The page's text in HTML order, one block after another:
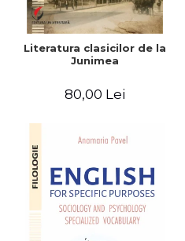
Literatura clasicilor de la
Junimea
80,00 Lei